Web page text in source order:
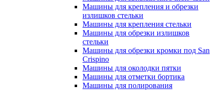
Машины для крепления и обрезки
излишков стельки
Машины для крепления стельки
Машины для обрезки излишков
стельки
Машины для обрезки кромки под San
Crispino
Машины для околодки пятки
Машины для отметки бортика
Машины для полирования